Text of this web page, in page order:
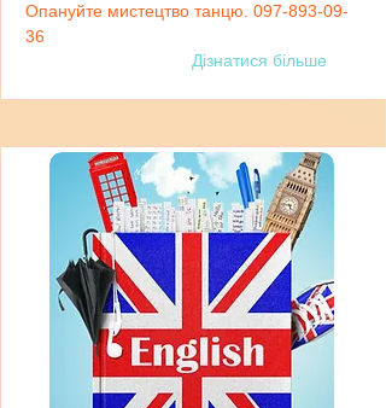
Опануйте мистецтво танцю. 097-893-09-
36
Дізнатися більше